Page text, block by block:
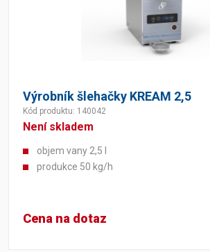
Výrobník šlehačky KREAM 2,5
Kód produktu: 140042
Není skladem
objem vany 2,5 l
produkce 50 kg/h
Cena na dotaz